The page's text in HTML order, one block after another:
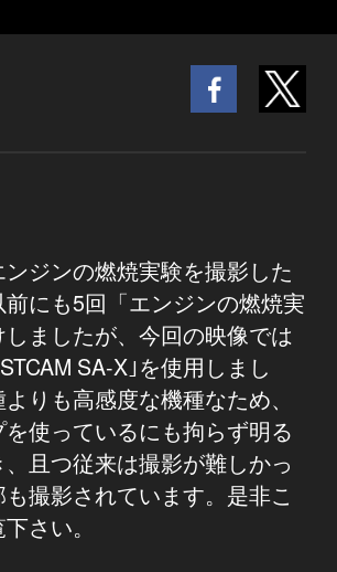
ジンの燃焼実験を撮影した
にも5回「エンジンの燃焼実
ましたが、今回の映像では
SA-X｣を使用しまし
りも高感度な機種なため、
使っているにも拘らず明る
且つ従来は撮影が難しかっ
撮影されています。是非こ
さい。